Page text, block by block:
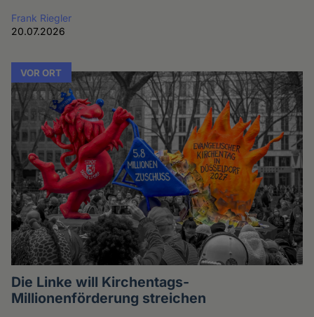
Frank Riegler
20.07.2026
VOR ORT
Die Linke will Kirchentags-
Millionenförderung streichen